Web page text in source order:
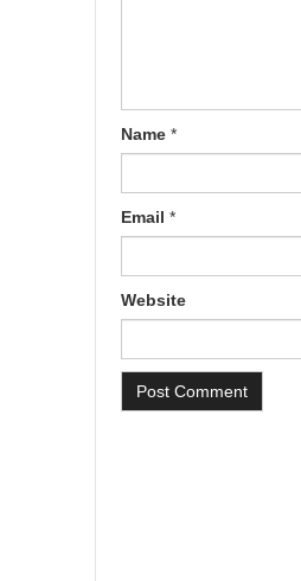
Name *
Email *
Website